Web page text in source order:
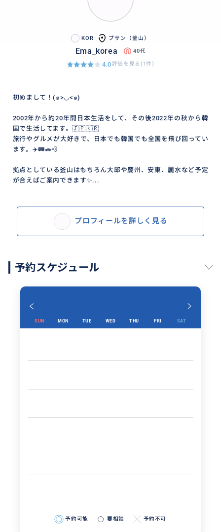
KOR プサン（釜山）
Ema_korea 40代
4.0評価を見る(1件)
初めまして！(๑>◡<๑)
2002年から約20年間日本生活をして、その後2022年の秋から韓
国で生活してます。🇯🇵🇰🇷
旅行やグルメが大好きで、日本でも韓国でも全国を飛び回ってい
ます。✈️🚃🚗💨
拠点としている釜山はもちろん大邱や慶州、安東、麗水など予定
が合えばご案内できます✨...
プロフィールを詳しく見る
予約スケジュール
SUN MON TUE WED THU FRI SAT
予約可能 要相談 予約不可